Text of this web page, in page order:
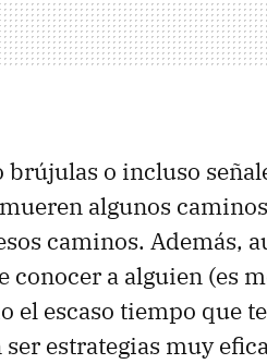
brújulas o incluso
algunos
caminos. Además,
conocer a alguien (es
el escaso tiempo que
estrategias muy